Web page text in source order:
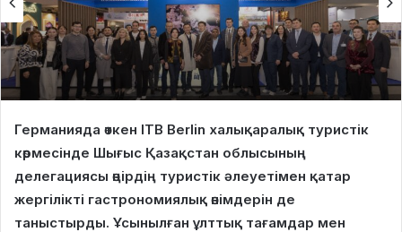
Германияда өткен ITB Berlin халықаралық туристік
көрмесінде Шығыс Қазақстан облысының
делегациясы өңірдің туристік әлеуетімен қатар
жергілікті гастрономиялық өнімдерін де
таныстырды. Ұсынылған ұлттық тағамдар мен